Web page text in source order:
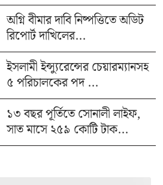
অগ্নি বীমার দাবি নিষ্পত্তিতে অডিট
রিপোর্ট দাখিলের...
ইসলামী ইন্স্যুরেন্সের চেয়ারম্যানসহ
৫ পরিচালকের পদ ...
১৩ বছর পূর্তিতে সোনালী লাইফ,
সাত মাসে ২৫৯ কোটি টাক...